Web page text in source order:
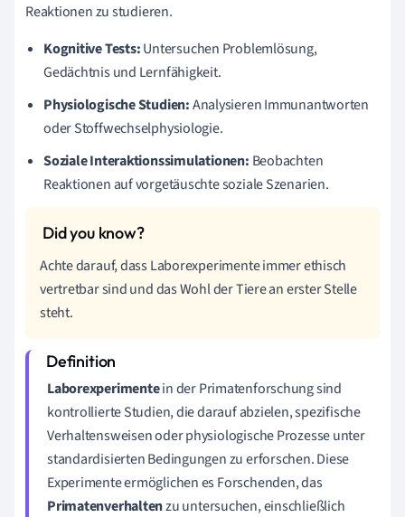
Reaktionen zu studieren.
Kognitive Tests:Untersuchen Problemlösung,
Gedächtnis und Lernfähigkeit.
Physiologische Studien:Analysieren Immunantworten
oder Stoffwechselphysiologie.
Soziale Interaktionssimulationen: Beobachten
Reaktionen auf vorgetäuschte soziale Szenarien.
Achte darauf, dass Laborexperimente immer ethisch
vertretbar sind und das Wohl der Tiere an erster Stelle
steht.
Laborexperimentein der Primatenforschung sind
kontrollierte Studien, die darauf abzielen, spezifische
Verhaltensweisen oder physiologische Prozesse unter
standardisierten Bedingungen zu erforschen. Diese
Experimente ermöglichen es Forschenden, das
Primatenverhaltenzu untersuchen, einschließlich